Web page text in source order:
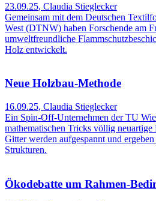
23.09.25, Claudia Stieglecker
Gemeinsam mit dem Deutschen
West (DTNW) haben Forschende am
umweltfreundliche
Holz entwickelt.
Neue Holzbau-Methode
16.09.25, Claudia Stieglecker
Ein Spin-Off-Unternehmen der TU
mathematischen Tricks völlig
Gitter werden aufgespannt und
Strukturen.
Ökodebatte um Rahmen-